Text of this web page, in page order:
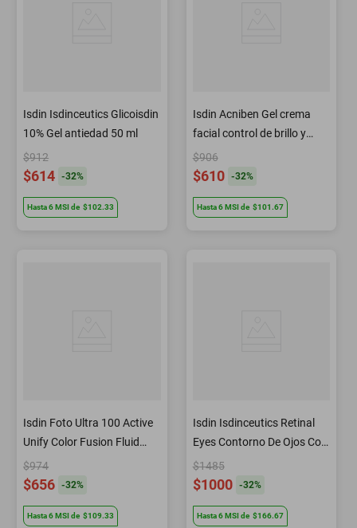
Isdin Isdinceutics Glicoisdin
10% Gel antiedad 50 ml
$912
$614 -32%
Hasta6 MSIde $102.33
Isdin Acniben Gel crema
facial control de brillo y
granos 40 ml
$906
$610 -32%
Hasta6MSI de $101.67
Isdin Foto Ultra 100 Active
Unify Color Fusion Fluid
FPS50+ Sin color 50 ml
$974
$656 -32%
Hasta6MSIde $109.33
Isdin Isdinceutics Retinal
Eyes Contorno De Ojos Con
Retinal 20 ml
$1485
$1000 -32%
Hasta6MSIde $166.67